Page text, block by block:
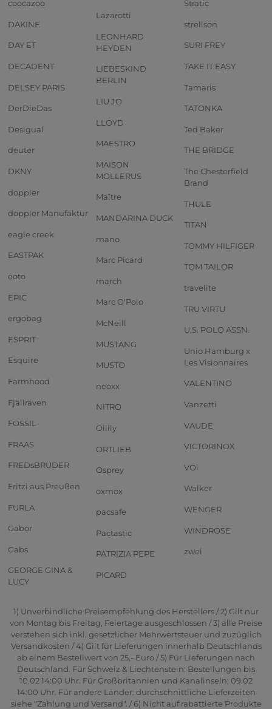
coocazoo
DAKINE
DAY ET
DECADENT
DELSEY PARIS
DerDieDas
Desigual
deuter
DKNY
doppler
doppler Manufaktur
eagle creek
EASTPAK
eoto
EPIC
ergobag
ESPRIT
Esquire
Farmhood
Fjällräven
FOSSIL
FRAAS
FREDsBRUDER
Fritzi aus Preußen
FURLA
Gabor
Gabs
GEORGE GINA &
LUCY
Lazarotti
LEONHARD
HEYDEN
LIEBESKIND
BERLIN
LIU JO
LLOYD
MAESTRO
MAISON
MOLLERUS
Maître
MANDARINA DUCK
mano
Marc Picard
march
Marc O'Polo
McNeill
MUSTANG
MUSTO
neoxx
NITRO
Oilily
ORTLIEB
Osprey
oxmox
pacsafe
Pactastic
PATRIZIA PEPE
PICARD
Stratic
strellson
SURI FREY
TAKE IT EASY
Tamaris
TATONKA
Ted Baker
THE BRIDGE
The Chesterfield
Brand
THULE
TITAN
TOMMY HILFIGER
TOM TAILOR
travelite
TRU VIRTU
U.S. POLO ASSN.
Unio Hamburg x
Les Visionnaires
VALENTINO
Vanzetti
VAUDE
VICTORINOX
VOi
Walker
WENGER
WINDROSE
zwei
1) Unverbindliche Preisempfehlung des Herstellers / 2) Gilt nur
von Montag bis Freitag, Feiertage ausgeschlossen / 3) alle Preise
verstehen sich inkl. gesetzlicher Mehrwertsteuer und zuzüglich
Versandkosten / 4) Gilt für Lieferungen innerhalb Deutschlands
ab einem Bestellwert von 25,- Euro / 5) Für Lieferungen nach
Deutschland. Für Schweiz & Liechtenstein: Bestellungen bis
10.02 14:00 Uhr. Für Großbritannien und Kanalinseln: 09.02
14:00 Uhr. Für andere Länder: durchschnittliche Lieferzeiten
siehe "Zahlung und Versand". / 6) Nicht auf rabattierte Produkte